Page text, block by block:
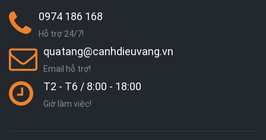
0974 186 168
Hỗ trợ 24/7!
quatang@canhdieuvang.vn
Email hỗ trợ!
T2 - T6 / 8:00 - 18:00
Giờ làm việc!